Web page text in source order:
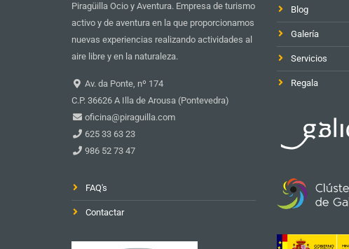
Piragüilla Ocio y Aventura. Empresa de turismo
activo y de aventura en la que proporcionamos
nuevas experiencias realizando actividades al
aire libre y en la naturaleza.
Av. da Ponte, nº 174
C.P. 36626 A Illa de Arousa (Pontevedra)
oficina@piraguilla.com
625 33 63 23
986 52 73 47
FAQ's
Contactar
Blog
Galería
Servicios
Regala